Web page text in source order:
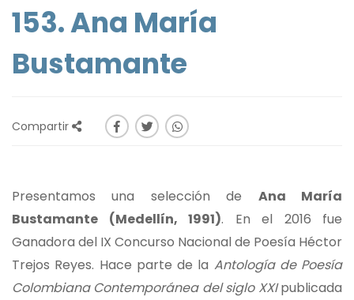
153. Ana María
Bustamante
Compartir
Presentamos una selección de Ana María
Bustamante (Medellín, 1991). En el 2016 fue
Ganadora del IX Concurso Nacional de Poesía Héctor
Trejos Reyes. Hace parte de la Antología de Poesía
Colombiana Contemporánea del siglo XXIpublicada